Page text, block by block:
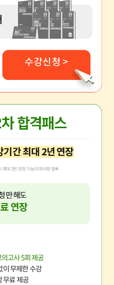
기간 최대 2년 연장
만 해도
연장
고사 5회 제공
이 무제한 수강
무료 제공
수강신청 >